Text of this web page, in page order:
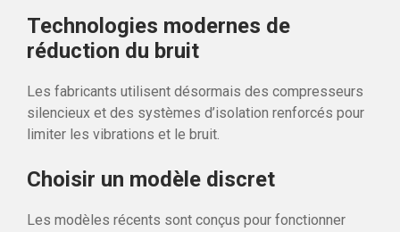
Technologies modernes de
réduction du bruit
Les fabricants utilisent désormais des compresseurs
silencieux et des systèmes d’isolation renforcés pour
limiter les vibrations et le bruit.
Choisir un modèle discret
Les modèles récents sont conçus pour fonctionner